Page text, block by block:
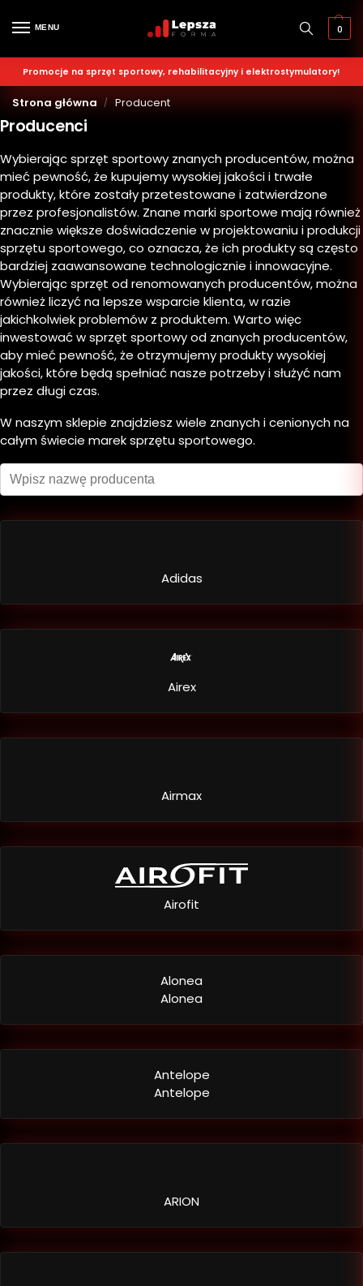
MENU 0
Promocje na sprzęt sportowy, rehabilitacyjny i elektrostymulatory!
Strona główna / Producent
Producenci
Wybierając sprzęt sportowy znanych producentów, można
mieć pewność, że kupujemy wysokiej jakości i trwałe
produkty, które zostały przetestowane i zatwierdzone
przez profesjonalistów. Znane marki sportowe mają również
znacznie większe doświadczenie w projektowaniu i produkcji
sprzętu sportowego, co oznacza, że ich produkty są często
bardziej zaawansowane technologicznie i innowacyjne.
Wybierając sprzęt od renomowanych producentów, można
również liczyć na lepsze wsparcie klienta, w razie
jakichkolwiek problemów z produktem. Warto więc
inwestować w sprzęt sportowy od znanych producentów,
aby mieć pewność, że otrzymujemy produkty wysokiej
jakości, które będą spełniać nasze potrzeby i służyć nam
przez długi czas.
W naszym sklepie znajdziesz wiele znanych i cenionych na
całym świecie marek sprzętu sportowego.
Adidas
Airex
Airmax
Airofit
Alonea
Alonea
Antelope
Antelope
ARION